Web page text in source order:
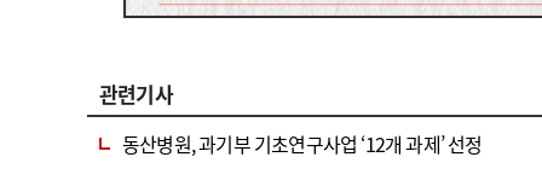
관련기사
동산병원, 과기부 기초연구사업 ‘12개 과제’ 선정